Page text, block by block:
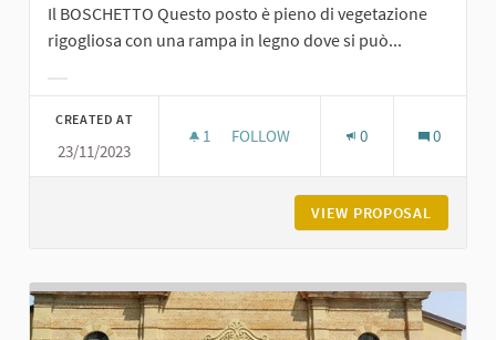
Il BOSCHETTO Questo posto è pieno di vegetazione
rigogliosa con una rampa in legno dove si può...
CREATED AT
23/11/2023
1 1 FOLLOWER
FOLLOW 0 0
VIEW PROPOSAL